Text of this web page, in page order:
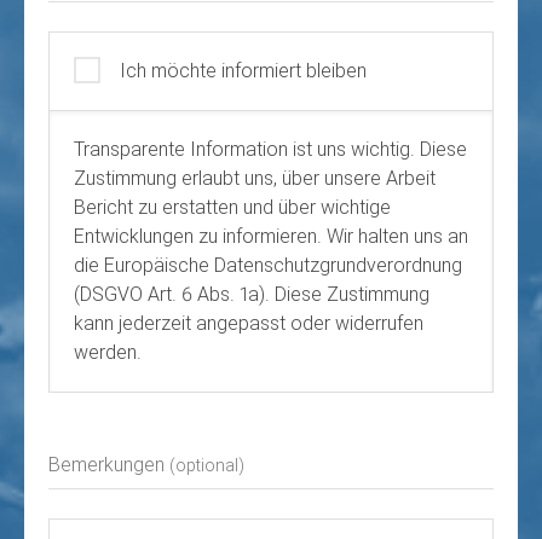
Ich möchte informiert bleiben
Transparente Information ist uns wichtig. Diese
Zustimmung erlaubt uns, über unsere Arbeit
Bericht zu erstatten und über wichtige
Entwicklungen zu informieren. Wir halten uns an
die Europäische Datenschutzgrundverordnung
(DSGVO Art. 6 Abs. 1a). Diese Zustimmung
kann jederzeit angepasst oder widerrufen
werden.
Bemerkungen (optional)